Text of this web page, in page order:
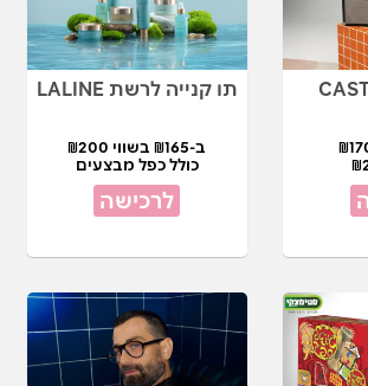
תו קנייה לרשת LALINE
ב-₪165 בשווי ₪200
כולל כפל מבצעים
לרכישה